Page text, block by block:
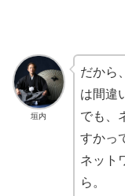
垣内
だから
は間違
でも、
すかっ
ネット
ら。